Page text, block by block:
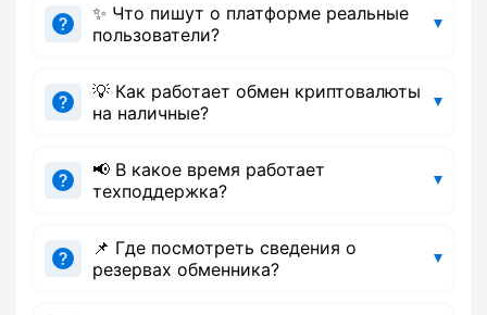
✨ Что пишут о платформе реальные
пользователи?
💡 Как работает обмен криптовалюты
на наличные?
📢 В какое время работает
техподдержка?
📌 Где посмотреть сведения о
резервах обменника?